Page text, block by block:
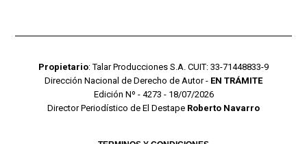
Propietario: Talar Producciones S.A. CUIT: 33-71448833-9
Dirección Nacional de Derecho de Autor - EN TRÁMITE
Edición Nº - 4273 - 18/07/2026
Director Periodístico de El Destape Roberto Navarro